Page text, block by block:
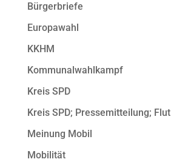
Bürgerbriefe
Europawahl
KKHM
Kommunalwahlkampf
Kreis SPD
Kreis SPD; Pressemitteilung; Flut
Meinung Mobil
Mobilität